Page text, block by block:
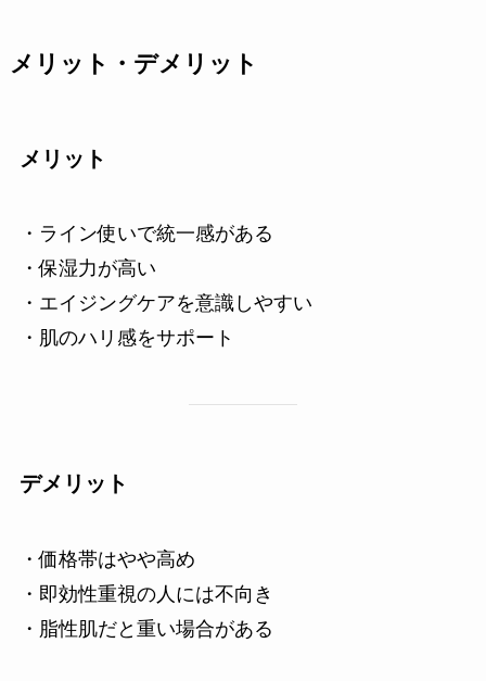
メリット・デメリット
メリット
・ライン使いで統一感がある
・保湿力が高い
・エイジングケアを意識しやすい
・肌のハリ感をサポート
デメリット
・価格帯はやや高め
・即効性重視の人には不向き
・脂性肌だと重い場合がある